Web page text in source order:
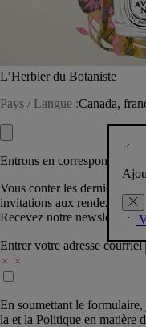
L’Herbier du Botaniste
Pays / Langue :Canada,
Entrons en correspondance​
Vous conter les dernières
invitations aux rendez-
Recevez notre newsletter.
Entrer votre adresse courriel
En soumettant le formulaire,
la et la Politique en matière